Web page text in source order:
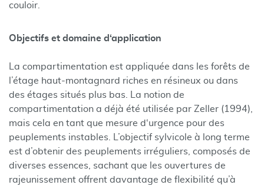
couloir.
Objectifs et domaine d‘application
La compartimentation est appliquée dans les forêts de
l’étage haut-montagnard riches en résineux ou dans
des étages situés plus bas. La notion de
compartimentation a déjà été utilisée par Zeller (1994),
mais cela en tant que mesure d‘urgence pour des
peuplements instables. L’objectif sylvicole à long terme
est d’obtenir des peuplements irréguliers, composés de
diverses essences, sachant que les ouvertures de
rajeunissement offrent davantage de flexibilité qu’à